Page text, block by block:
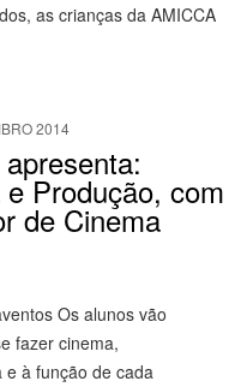
as crianças da AMICCA
2014
Produção, com
de Cinema
Os alunos vão
fazer cinema,
e à função de cada